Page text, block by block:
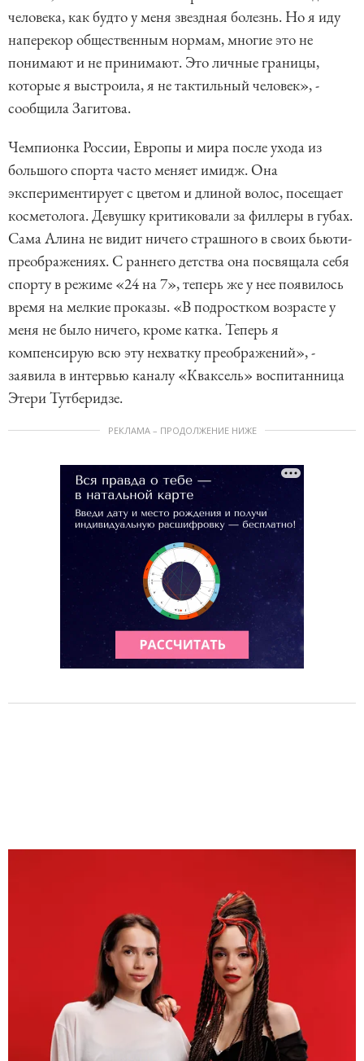
человека, как будто у меня звездная болезнь. Но я иду
наперекор общественным нормам, многие это не
понимают и не принимают. Это личные границы,
которые я выстроила, я не тактильный человек», -
сообщила Загитова.
Чемпионка России, Европы и мира после ухода из
большого спорта часто меняет имидж. Она
экспериментирует с цветом и длиной волос, посещает
косметолога. Девушку критиковали за филлеры в губах.
Сама Алина не видит ничего страшного в своих бьюти-
преображениях. С раннего детства она посвящала себя
спорту в режиме «24 на 7», теперь же у нее появилось
время на мелкие проказы. «В подростком возрасте у
меня не было ничего, кроме катка. Теперь я
компенсирую всю эту нехватку преображений», -
заявила в интервью каналу «Кваксель» воспитанница
Этери Тутберидзе.
РЕКЛАМА – ПРОДОЛЖЕНИЕ НИЖЕ